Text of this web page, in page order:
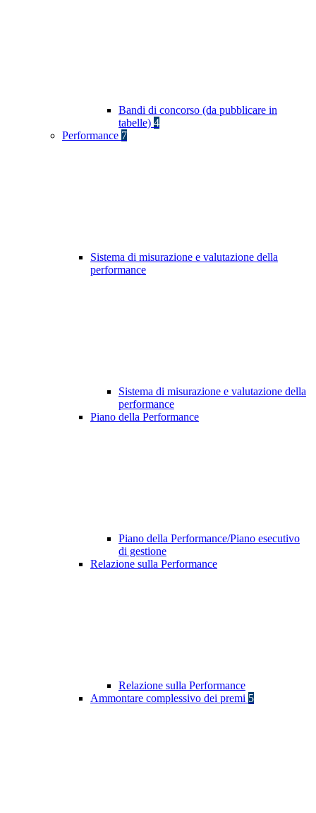
Bandi di concorso (da pubblicare in
tabelle) 4
Performance 7
Sistema di misurazione e valutazione della
performance
Sistema di misurazione e valutazione della
performance
Piano della Performance
Piano della Performance/Piano esecutivo
di gestione
Relazione sulla Performance
Relazione sulla Performance
Ammontare complessivo dei premi 5